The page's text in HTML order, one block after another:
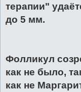
терапии"
до 5 мм.
Фолликул
как не было,
как не